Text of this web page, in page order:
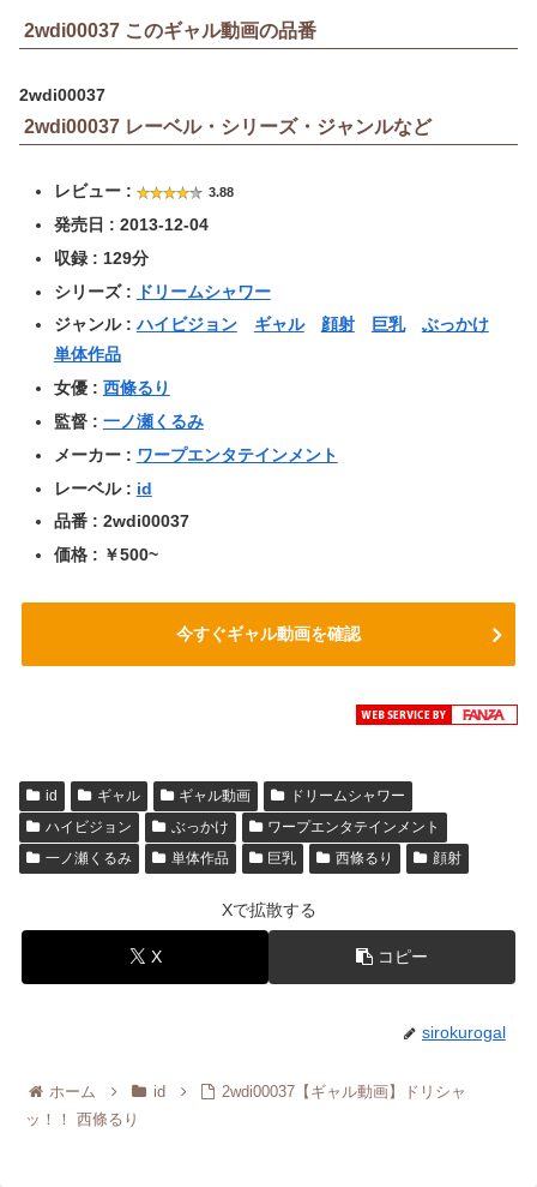
2wdi00037 このギャル動画の品番
2wdi00037
2wdi00037 レーベル・シリーズ・ジャンルなど
レビュー : 3.88
発売日 : 2013-12-04
収録 : 129分
シリーズ :
ドリームシャワー
ジャンル :ハイビジョン ギャル 顔射 巨乳
ぶっかけ
単体作品
女優 : 西條るり
監督 : 一ノ瀬くるみ
メーカー : ワープエンタテインメント
レーベル : id
品番 : 2wdi00037
価格 : ￥500~
今すぐギャル動画を確認
id ギャル ギャル動画
ドリームシャワー
ハイビジョン
ぶっかけ
ワープエンタテインメント
一ノ瀬くるみ
単体作品 巨乳 西條るり 顔射
Xで拡散する
X コピー
sirokurogal
ホーム id
2wdi00037【ギャル動画】ドリシャ
ッ！！ 西條るり